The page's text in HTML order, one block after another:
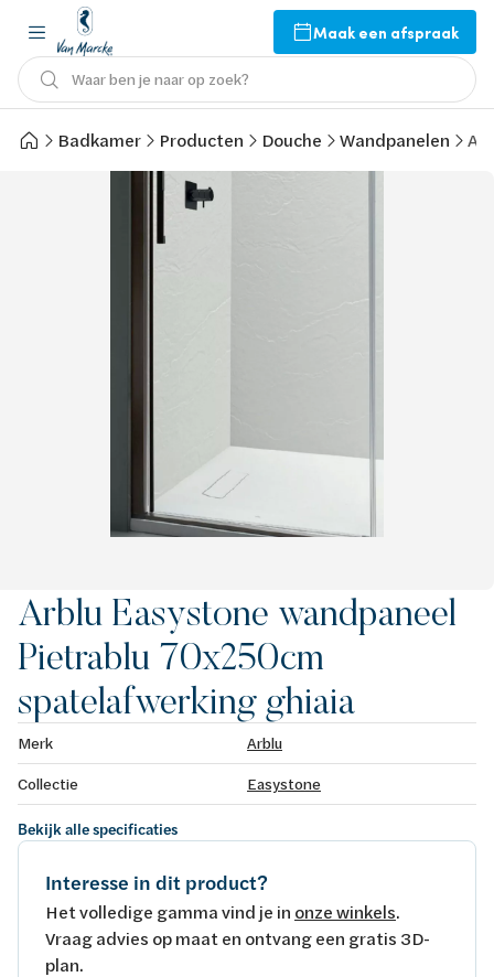
Maak een afspraak
Waar ben je naar op zoek?
Badkamer Producten Douche Wandpanelen
Arblu Easystone wandpaneel
Pietrablu 70x250cm
spatelafwerking ghiaia
Merk
Arblu
Collectie
Easystone
Bekijk alle specificaties
Interesse in dit product?
Het volledige gamma vind je in onze winkels.
Vraag advies op maat en ontvang een gratis 3D-
plan.